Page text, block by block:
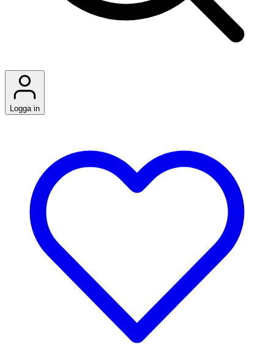
Logga in